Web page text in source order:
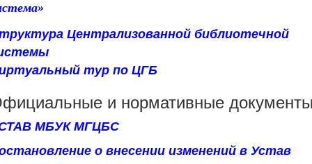
Централизованной библиотечной
тур по ЦГБ
и нормативные
МБУК МГЦБС
о внесении изменений в Устав